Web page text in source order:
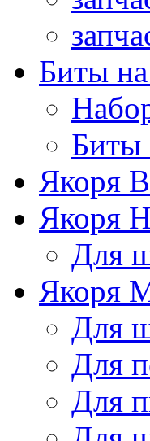
Биты
Биты
Якоря
Якоря
Для
Якоря
Для
Для
Для